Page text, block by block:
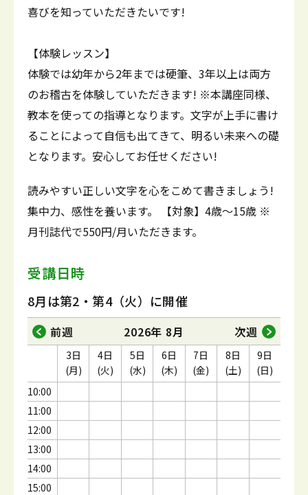
喜びを知っていただきたいです!
【体験レッスン】
体験では幼年から2年までは硬筆、3年以上は両方
のお稽古を体験していただきます! ※本講座同様、
教本を使っての指導となります。文字が上手に書け
ることによって自信も出てきて、明るい未来への礎
となります。安心してお任せください!
読みやすい正しい文字を心をこめて書きましょう!
集中力、感性を養います。 【対象】4歳～15歳 ※
月刊誌代で550円/月いただきます。
受講日時
8月は第2・第4（火）に開催
前週 2026年 8月 次週
10:00
11:00
12:00
13:00
14:00
15:00
3日
(月)
4日
(火)
5日
(水)
6日
(木)
7日
(金)
8日
(土)
9日
(日)